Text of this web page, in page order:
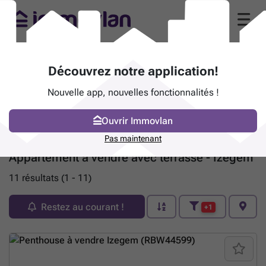
Appartement à vendre avec terrasse - Izegem
11 résultats (1 - 11)
Restez au courant ! +1
Découvrez notre application!
Nouvelle app, nouvelles fonctionnalités !
Ouvrir Immovlan
Pas maintenant